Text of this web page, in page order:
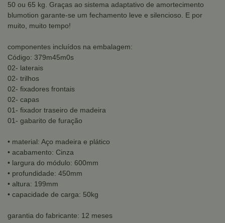
50 ou 65 kg. Graças ao sistema adaptativo de amortecimento
blumotion garante-se um fechamento leve e silencioso. E por
muito, muito tempo!
componentes incluídos na embalagem:
Código: 379m45m0s
02- laterais
02- trilhos
02- fixadores frontais
02- capas
01- fixador traseiro de madeira
01- gabarito de furação
• material: Aço madeira e plático
• acabamento: Cinza
• largura do módulo: 600mm
• profundidade: 450mm
• altura: 199mm
• capacidade de carga: 50kg
garantia do fabricante: 12 meses